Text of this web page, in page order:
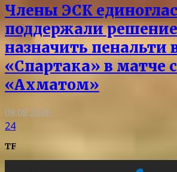
Члены ЭСК
поддержали
назначить пенальти
«Спартака» в матче с
«Ахматом»
08.08.2026
24
TF